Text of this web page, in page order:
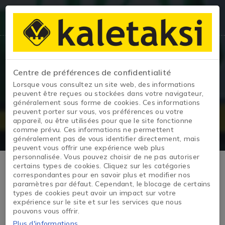
Détails du véhicule
Page d'accueil / EASY PLUS
Centre de préférences de confidentialité
Lorsque vous consultez un site web, des informations
peuvent être reçues ou stockées dans votre navigateur,
généralement sous forme de cookies. Ces informations
peuvent porter sur vous, vos préférences ou votre
appareil, ou être utilisées pour que le site fonctionne
comme prévu. Ces informations ne permettent
généralement pas de vous identifier directement, mais
peuvent vous offrir une expérience web plus
personnalisée. Vous pouvez choisir de ne pas autoriser
certains types de cookies. Cliquez sur les catégories
correspondantes pour en savoir plus et modifier nos
paramètres par défaut. Cependant, le blocage de certains
types de cookies peut avoir un impact sur votre
expérience sur le site et sur les services que nous
pouvons vous offrir.